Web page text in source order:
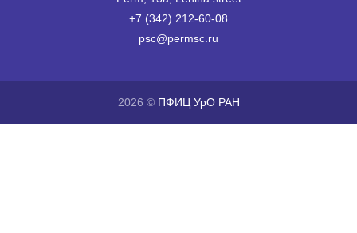
+7 (342) 212-60-08
psc@permsc.ru
2026 © ПФИЦ УрО РАН